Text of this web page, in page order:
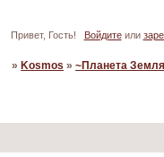
Привет, Гость! Войдитеили
» Kosmos »~Планета